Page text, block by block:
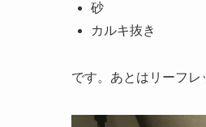
砂
カルキ抜き
です。あとはリーフレ